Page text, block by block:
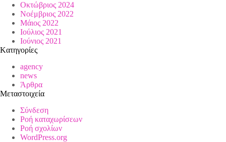
Οκτώβριος 2024
Νοέμβριος 2022
Μάιος 2022
Ιούλιος 2021
Ιούνιος 2021
Kατηγορίες
agency
news
Άρθρα
Μεταστοιχεία
Σύνδεση
Ροή καταχωρίσεων
Ροή σχολίων
WordPress.org